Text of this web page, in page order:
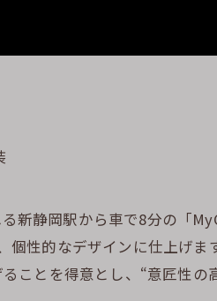
新静岡駅から車で8分の「
個性的なデザインに仕上げ
ことを得意とし、“意匠性の